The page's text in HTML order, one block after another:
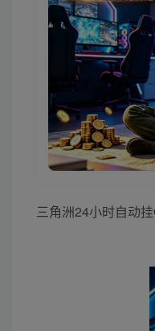
三角洲24小时自动